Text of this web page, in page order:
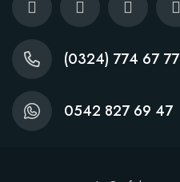
(0324) 774 67 77
0542 827 69 47